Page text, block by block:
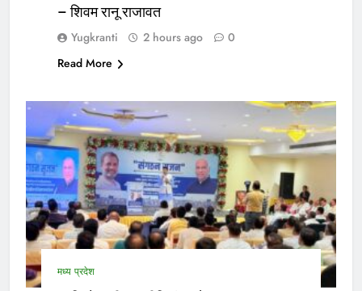
– शिवम रानू राजावत
Yugkranti 2 hours ago
0
Read More
मध्य प्रदेश